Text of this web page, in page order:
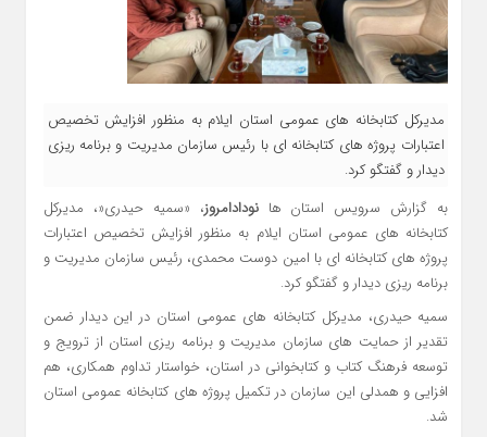
مدیرکل کتابخانه های عمومی استان ایلام به منظور افزایش تخصیص
اعتبارات پروژه های کتابخانه ای با رئیس سازمان مدیریت و برنامه ریزی
دیدار و گفتگو کرد.
به گزارش سرویس استان هانودادامروز، «سمیه حیدری«، مدیرکل
کتابخانه های عمومی استان ایلام به منظور افزایش تخصیص اعتبارات
پروژه های کتابخانه ای با امین دوست محمدی، رئیس سازمان مدیریت و
برنامه ریزی دیدار و گفتگو کرد.
سمیه حیدری، مدیرکل کتابخانه های عمومی استان در این دیدار ضمن
تقدیر از حمایت های سازمان مدیریت و برنامه ریزی استان از ترویج و
توسعه فرهنگ کتاب و کتابخوانی در استان، خواستار تداوم همکاری، هم
افزایی و همدلی این سازمان در تکمیل پروژه های کتابخانه عمومی استان
شد.